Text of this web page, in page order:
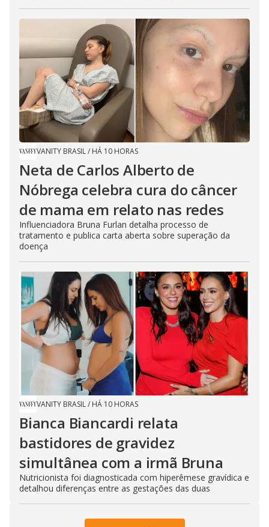
VANITY BRASIL/ HÁ 10 HORAS
Neta de Carlos Alberto de
Nóbrega celebra cura do câncer
de mama em relato nas redes
Influenciadora Bruna Furlan detalha processo de
tratamento e publica carta aberta sobre superação da
doença
VANITY BRASIL/ HÁ 10 HORAS
Bianca Biancardi relata
bastidores de gravidez
simultânea com a irmã Bruna
Nutricionista foi diagnosticada com hiperêmese gravídica e
detalhou diferenças entre as gestações das duas